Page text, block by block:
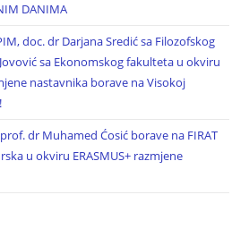
DANIMA
doc. dr Darjana Sredić sa Filozofskog
sa Ekonomskog fakulteta u okviru
nastavnika borave na Visokoj
dr Muhamed Ćosić borave na FIRAT
u okviru ERASMUS+ razmjene